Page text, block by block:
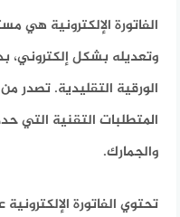
الفاتورة الإلكترونية هي
وتعديله بشكل إلكتروني،
الورقية التقليدية. تصدر
المتطلبات التقنية التي
والجمارك.
تحتوي الفاتورة